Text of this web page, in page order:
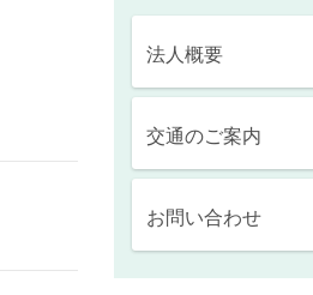
法人概要
交通のご案内
お問い合わせ